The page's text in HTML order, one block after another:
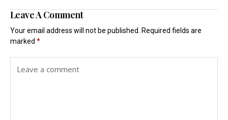
Leave A Comment
Your email address will not be published.
Required fields are
marked *